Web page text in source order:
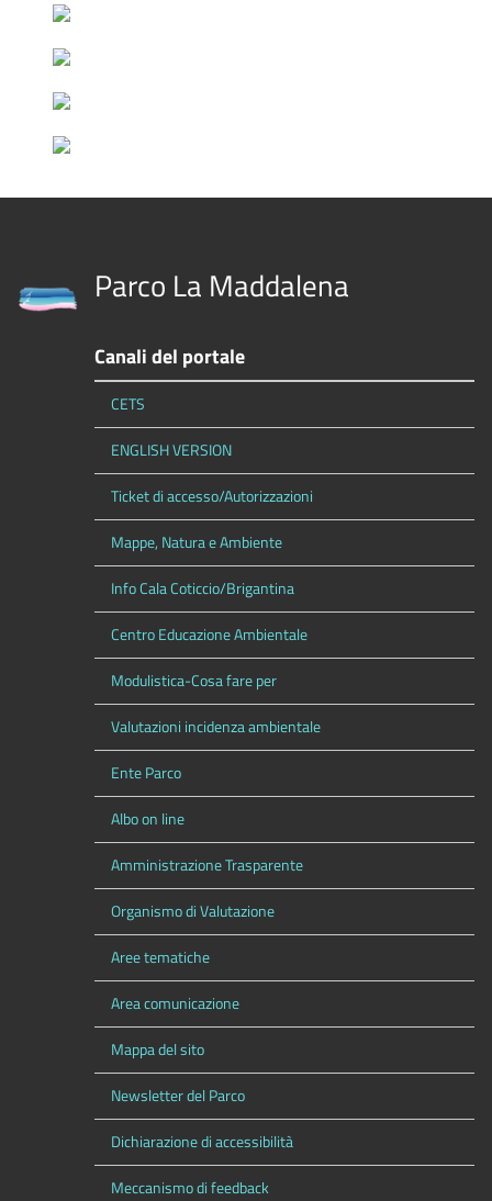
Parco La Maddalena
Canali del portale
CETS
ENGLISH VERSION
Ticket di accesso/Autorizzazioni
Mappe, Natura e Ambiente
Info Cala Coticcio/Brigantina
Centro Educazione Ambientale
Modulistica-Cosa fare per
Valutazioni incidenza ambientale
Ente Parco
Albo on line
Amministrazione Trasparente
Organismo di Valutazione
Aree tematiche
Area comunicazione
Mappa del sito
Newsletter del Parco
Dichiarazione di accessibilità
Meccanismo di feedback